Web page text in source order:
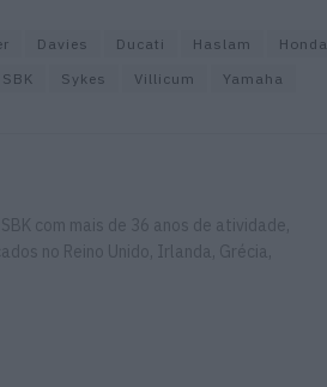
Davies Ducati Haslam
Honda
SBK Sykes Villicum Yamaha
com mais de 36 anos de atividade,
no Reino Unido, Irlanda, Grécia,